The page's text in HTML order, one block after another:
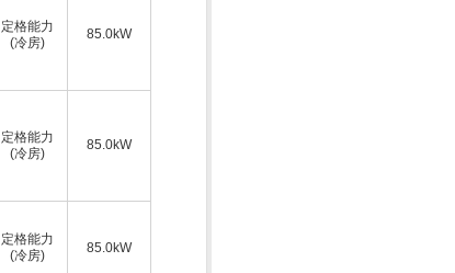
定格能力
(冷房)
85.0kW
定格能力
(冷房)
85.0kW
定格能力
(冷房)
85.0kW